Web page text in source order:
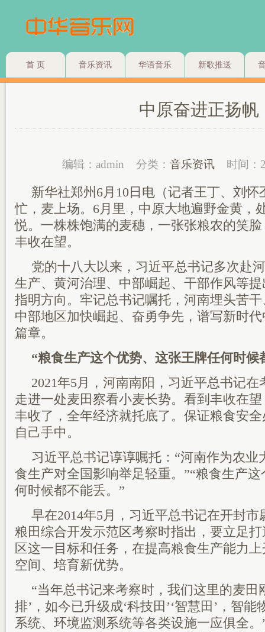
首 页 音乐资讯 华语音乐 新歌推送
中原奋进正扬帆
编辑：admin 分类： 音乐资讯 时间：
新华社郑州6月10日电（记者王丁、刘怀
忙，麦上场。6月里，中原大地遍野金黄，
悦。一株株饱满的麦穗，一张张粮农的笑
丰收在望。
党的十八大以来，习近平总书记多次赴
生产、黄河治理、中部崛起、干部作风等
指明方向。牢记总书记嘱托，河南埋头苦
中部地区加快崛起、奋勇争先，谱写新时
篇章。
“粮食生产这个优势、这张王牌任何时候
2021年5月，河南南阳，习近平总书记
走进一处麦田察看小麦长势。看到丰收在
丰收了，全年经济就托底了。保证粮食安
自己手中。
习近平总书记谆谆嘱托：“河南作为农业
食生产对全国影响举足轻重。”“粮食生产
何时候都不能丢。”
早在2014年5月，习近平总书记在开封
粮田综合开发示范区考察时指出，要立足
区这一目标和任务，在提高粮食生产能力
空间、培育新优势。
“当年总书记来考察时，我们这里的麦田
排’，如今已升级成‘科技田’‘智慧田’，智
系统、环境监测系统等各类设施一应俱全